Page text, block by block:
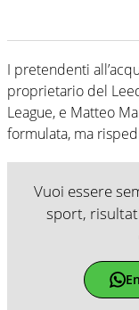
I pretendenti
proprietario del
League, e Matteo
formulata, ma
Vuoi essere
sport,